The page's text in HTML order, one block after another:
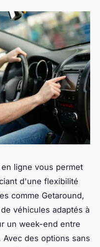
ligne vous permet
d'une flexibilité
comme Getaround,
véhicules adaptés à
un week-end entre
des options sans